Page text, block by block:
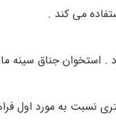
می کند .
. استخوان جناق سینه
نسبت به مورد اول